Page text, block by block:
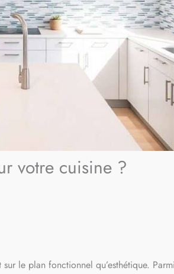
votre cuisine ?
le plan fonctionnel qu’esthétique.